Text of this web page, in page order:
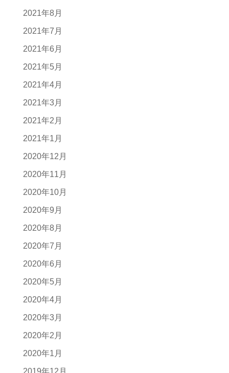
2021年8月
2021年7月
2021年6月
2021年5月
2021年4月
2021年3月
2021年2月
2021年1月
2020年12月
2020年11月
2020年10月
2020年9月
2020年8月
2020年7月
2020年6月
2020年5月
2020年4月
2020年3月
2020年2月
2020年1月
2019年12月